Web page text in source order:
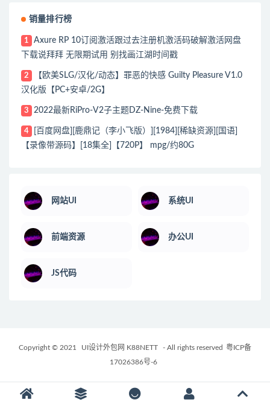
销量排行榜
1
Axure RP 10订阅激活跟过去注册机激活码破解激活网盘
下载说拜拜 无限期试用 别找画江湖时间戳
2
【欧美SLG/汉化/动态】罪恶的快感 Guilty Pleasure V1.0
汉化版【PC+安卓/2G】
3 2022最新RiPro-V2子主题DZ-Nine-免费下载
4
[百度网盘][鹿鼎记（李小飞版）][1984][稀缺资源][国语]
【录像带源码】[18集全]【720P】 mpg/约80G
网站UI 系统UI
前端资源 办公UI
JS代码
Copyright © 2021 UI设计外包网 K88NETT - All rights reserved 粤ICP备
17026386号-6